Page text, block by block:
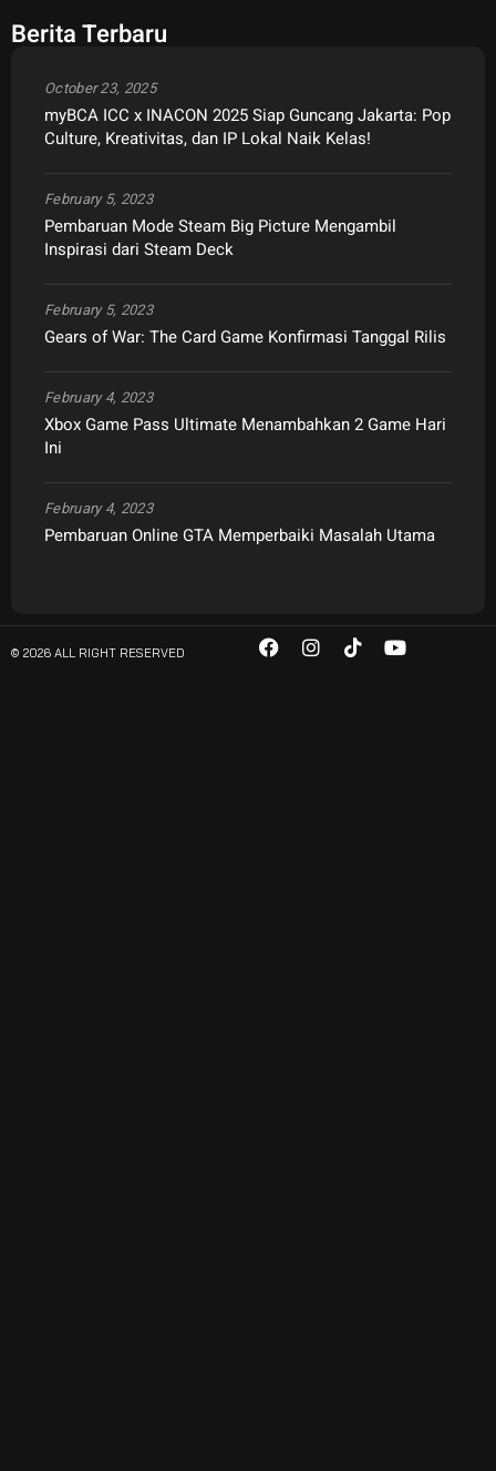
Berita Terbaru
myBCA ICC x INACON 2025 Siap Guncang Jakarta: Pop
Culture, Kreativitas, dan IP Lokal Naik Kelas!
October 23, 2025
Pembaruan Mode Steam Big Picture Mengambil
Inspirasi dari Steam Deck
February 5, 2023
Gears of War: The Card Game Konfirmasi Tanggal Rilis
February 5, 2023
Xbox Game Pass Ultimate Menambahkan 2 Game Hari
Ini
February 4, 2023
Pembaruan Online GTA Memperbaiki Masalah Utama
February 4, 2023
© 2026 ALL RIGHT RESERVED